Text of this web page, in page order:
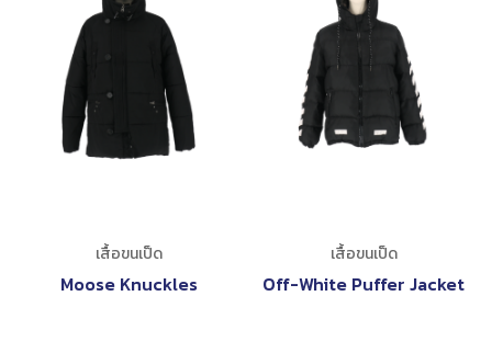
เสื้อขนเป็ด
Moose Knuckles
เสื้อขนเป็ด
Off-White Puffer Jacket